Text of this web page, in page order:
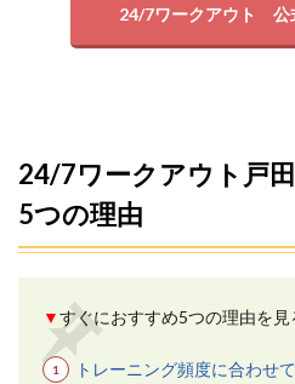
24/7ワークアウト 公
24/7ワークアウト戸
5つの理由
▼すぐにおすすめ5つの理由を見
トレーニング頻度に合わせ